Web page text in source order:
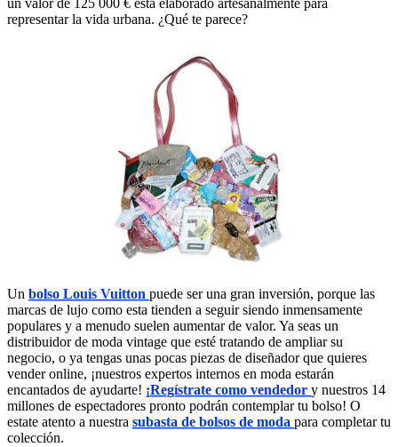
representar la vida urbana. ¿Qué te parece?
Un bolso Louis Vuitton puede ser una gran inversión, porque las
marcas de lujo como esta tienden a seguir siendo inmensamente
populares y a menudo suelen aumentar de valor. Ya seas un
distribuidor de moda vintage que esté tratando de ampliar su
negocio, o ya tengas unas pocas piezas de diseñador que quieres
vender online, ¡nuestros expertos internos en moda estarán
encantados de ayudarte! ¡Regístrate como vendedor y nuestros 14
millones de espectadores pronto podrán contemplar tu bolso! O
estate atento a nuestra subasta de bolsos de moda para completar tu
colección.